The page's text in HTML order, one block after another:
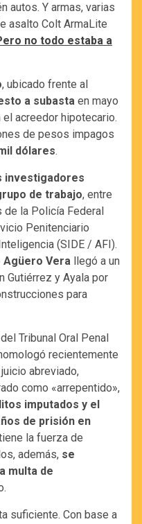
autos. Y armas, varias
asalto Colt ArmaLite
no todo estaba a
, ubicado frente al
a subasta en mayo
acreedor hipotecario.
de pesos impagos
dólares.
investigadores
de trabajo, entre
de la Policía Federal
Penitenciario
(SIDE / AFI).
Agüero Vera llegó a un
Gutiérrez y Ayala por
para
Tribunal Oral Penal
recientemente
abreviado,
como «arrepentido»,
imputados y el
de prisión en
la fuerza de
además, se
multa de
suficiente. Con base a